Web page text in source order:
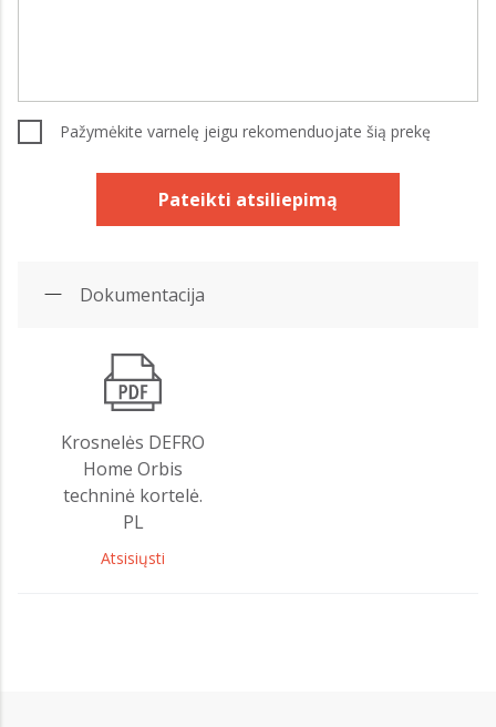
Pažymėkite varnelę jeigu rekomenduojate šią prekę
Pateikti atsiliepimą
Dokumentacija
Krosnelės DEFRO
Home Orbis
techninė kortelė.
PL
Atsisiųsti